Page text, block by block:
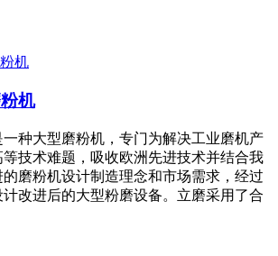
机
种大型磨粉机，专门为解决工业磨机产
技术难题，吸收欧洲先进技术并结合我
磨粉机设计制造理念和市场需求，经过
改进后的大型粉磨设备。立磨采用了合